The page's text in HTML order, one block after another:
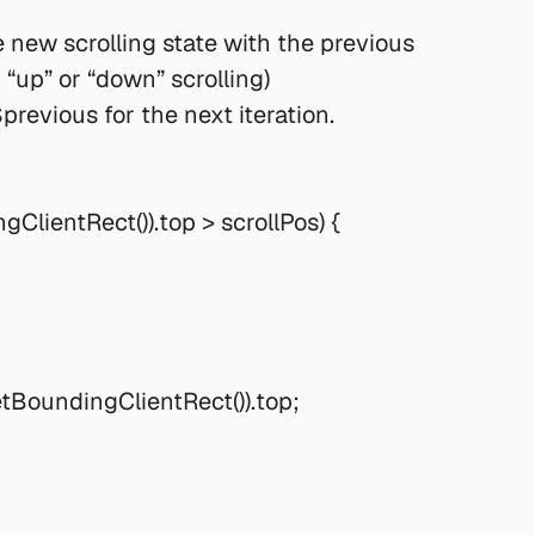
scrolling state with the previous
or “down” scrolling)
for the next iteration.
> scrollPos) {